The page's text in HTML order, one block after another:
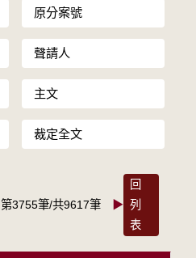
原分案號
聲請人
主文
裁定全文
第3755筆/共9617筆 ▶
回
列
表